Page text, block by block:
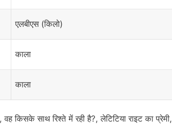
एलबीएस (किलो)
काला
काला
, वह किसके साथ रिश्ते में रही है?, लेटिटिया राइट का प्रेमी,